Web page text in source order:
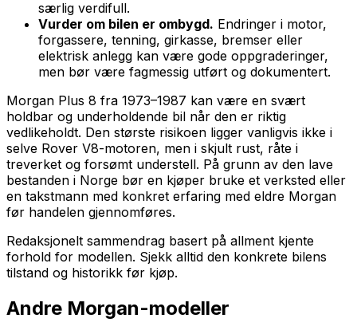
særlig verdifull.
Vurder om bilen er ombygd. Endringer i motor,
forgassere, tenning, girkasse, bremser eller
elektrisk anlegg kan være gode oppgraderinger,
men bør være fagmessig utført og dokumentert.
Morgan Plus 8 fra 1973–1987 kan være en svært
holdbar og underholdende bil når den er riktig
vedlikeholdt. Den største risikoen ligger vanligvis ikke i
selve Rover V8-motoren, men i skjult rust, råte i
treverket og forsømt understell. På grunn av den lave
bestanden i Norge bør en kjøper bruke et verksted eller
en takstmann med konkret erfaring med eldre Morgan
før handelen gjennomføres.
Redaksjonelt sammendrag basert på allment kjente
forhold for modellen. Sjekk alltid den konkrete bilens
tilstand og historikk før kjøp.
Andre Morgan-modeller